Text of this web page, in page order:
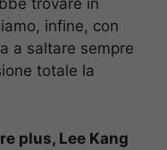
trovare in
infine, con
a saltare sempre
totale la
plus, Lee Kang